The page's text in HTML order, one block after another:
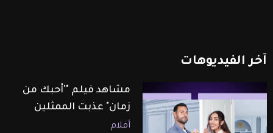
آخر الفيديوهات
مشاهد فيلم "'أحبك من
زمان" عذبت الممثلين
أفلام